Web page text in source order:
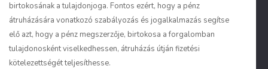
birtokosának a tulajdonjoga. Fontos ezért, hogy a pénz
átruházására vonatkozó szabályozás és jogalkalmazás segítse
elő azt, hogy a pénz megszerzője, birtokosa a forgalomban
tulajdonosként viselkedhessen, átruházás útján fizetési
kötelezettségét teljesíthesse.